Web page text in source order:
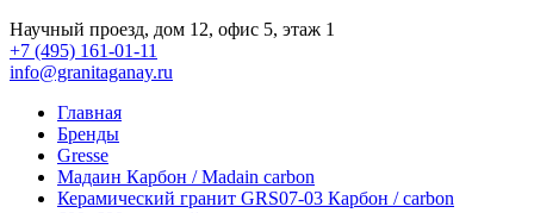
Научный проезд, дом 12, офис 5, этаж 1
+7 (495) 161-01-11
info@granitaganay.ru
Главная
Бренды
Gresse
Мадаин Карбон / Madain carbon
Керамический гранит GRS07-03 Карбон / carbon